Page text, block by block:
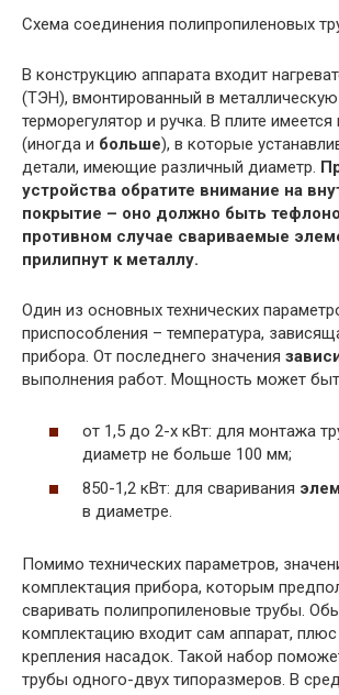
Схема соединения полипропиленовых
В конструкцию аппарата входит
(ТЭН), вмонтированный в металлическую
терморегулятор и ручка. В плите имеется
(иногда и больше), в которые
детали, имеющие различный диаметр.
устройства обратите внимание на
покрытие – оно должно быть
противном случае свариваемые
прилипнут к металлу.
Один из основных технических
приспособления – температура,
прибора. От последнего значения
выполнения работ. Мощность может
от 1,5 до 2-х кВт: для монтажа
диаметр не больше 100 мм;
850-1,2 кВт: для сваривания
в диаметре.
Помимо технических параметров,
комплектация прибора, которым
сваривать полипропиленовые трубы.
комплектацию входит сам аппарат,
крепления насадок. Такой набор
трубы одного-двух типоразмеров. В